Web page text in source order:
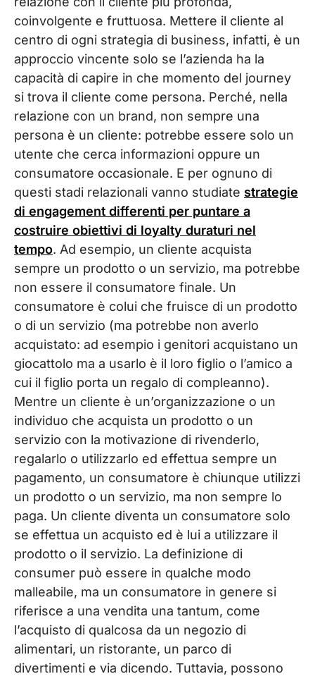
coinvolgente e fruttuosa. Mettere il cliente al
centro di ogni strategia di business, infatti, è un
approccio vincente solo se l’azienda ha la
capacità di capire in che momento del journey
si trova il cliente come persona. Perché, nella
relazione con un brand, non sempre una
persona è un cliente: potrebbe essere solo un
utente che cerca informazioni oppure un
consumatore occasionale. E per ognuno di
questi stadi relazionali vanno studiate strategie
di engagement differenti per puntare a
costruire obiettivi di loyalty duraturi nel
tempo. Ad esempio, un cliente acquista
sempre un prodotto o un servizio, ma potrebbe
non essere il consumatore finale. Un
consumatore è colui che fruisce di un prodotto
o di un servizio (ma potrebbe non averlo
acquistato: ad esempio i genitori acquistano un
giocattolo ma a usarlo è il loro figlio o l’amico a
cui il figlio porta un regalo di compleanno).
Mentre un cliente è un’organizzazione o un
individuo che acquista un prodotto o un
servizio con la motivazione di rivenderlo,
regalarlo o utilizzarlo ed effettua sempre un
pagamento, un consumatore è chiunque utilizzi
un prodotto o un servizio, ma non sempre lo
paga. Un cliente diventa un consumatore solo
se effettua un acquisto ed è lui a utilizzare il
prodotto o il servizio. La definizione di
consumer può essere in qualche modo
malleabile, ma un consumatore in genere si
riferisce a una vendita una tantum, come
l’acquisto di qualcosa da un negozio di
alimentari, un ristorante, un parco di
divertimenti e via dicendo. Tuttavia, possono